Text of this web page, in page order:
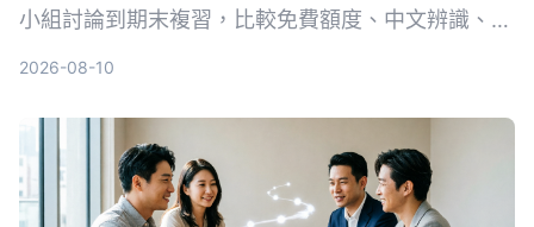
小組討論到期末複習，比較免費額度、中文辨識、AI
2026-08-10